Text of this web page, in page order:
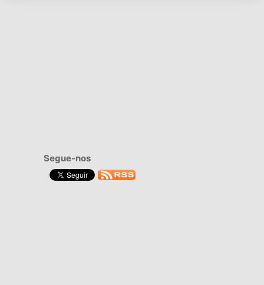
Segue-nos